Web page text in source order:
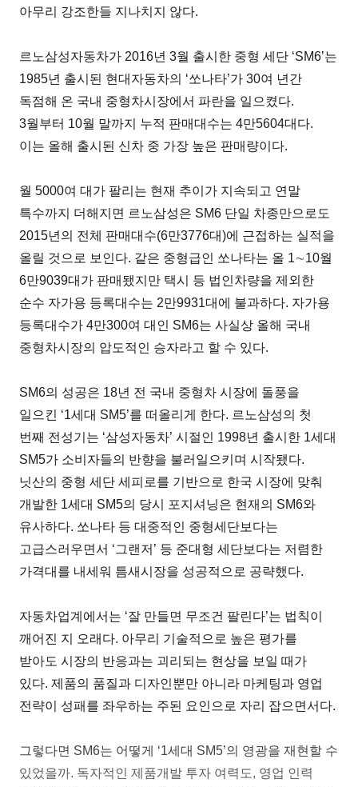
아무리 강조한들 지나치지 않다.
르노삼성자동차가 2016년 3월 출시한 중형 세단 ‘SM6’는
1985년 출시된 현대자동차의 ‘쏘나타’가 30여 년간
독점해 온 국내 중형차시장에서 파란을 일으켰다.
3월부터 10월 말까지 누적 판매대수는 4만5604대다.
이는 올해 출시된 신차 중 가장 높은 판매량이다.
월 5000여 대가 팔리는 현재 추이가 지속되고 연말
특수까지 더해지면 르노삼성은 SM6 단일 차종만으로도
2015년의 전체 판매대수(6만3776대)에 근접하는 실적을
올릴 것으로 보인다. 같은 중형급인 쏘나타는 올 1∼10월
6만9039대가 판매됐지만 택시 등 법인차량을 제외한
순수 자가용 등록대수는 2만9931대에 불과하다. 자가용
등록대수가 4만300여 대인 SM6는 사실상 올해 국내
중형차시장의 압도적인 승자라고 할 수 있다.
SM6의 성공은 18년 전 국내 중형차 시장에 돌풍을
일으킨 ‘1세대 SM5’를 떠올리게 한다. 르노삼성의 첫
번째 전성기는 ‘삼성자동차’ 시절인 1998년 출시한 1세대
SM5가 소비자들의 반향을 불러일으키며 시작됐다.
닛산의 중형 세단 세피로를 기반으로 한국 시장에 맞춰
개발한 1세대 SM5의 당시 포지셔닝은 현재의 SM6와
유사하다. 쏘나타 등 대중적인 중형세단보다는
고급스러우면서 ‘그랜저’ 등 준대형 세단보다는 저렴한
가격대를 내세워 틈새시장을 성공적으로 공략했다.
자동차업계에서는 ‘잘 만들면 무조건 팔린다’는 법칙이
깨어진 지 오래다. 아무리 기술적으로 높은 평가를
받아도 시장의 반응과는 괴리되는 현상을 보일 때가
있다. 제품의 품질과 디자인뿐만 아니라 마케팅과 영업
전략이 성패를 좌우하는 주된 요인으로 자리 잡으면서다.
그렇다면 SM6는 어떻게 ‘1세대 SM5’의 영광을 재현할 수
있었을까. 독자적인 제품개발 투자 여력도, 영업 인력